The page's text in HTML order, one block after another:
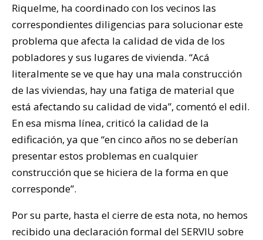
Riquelme, ha coordinado con los vecinos las
correspondientes diligencias para solucionar este
problema que afecta la calidad de vida de los
pobladores y sus lugares de vivienda. “Acá
literalmente se ve que hay una mala construcción
de las viviendas, hay una fatiga de material que
está afectando su calidad de vida”, comentó el edil.
En esa misma línea, criticó la calidad de la
edificación, ya que “en cinco años no se deberían
presentar estos problemas en cualquier
construcción que se hiciera de la forma en que
corresponde”.
Por su parte, hasta el cierre de esta nota, no hemos
recibido una declaración formal del SERVIU sobre